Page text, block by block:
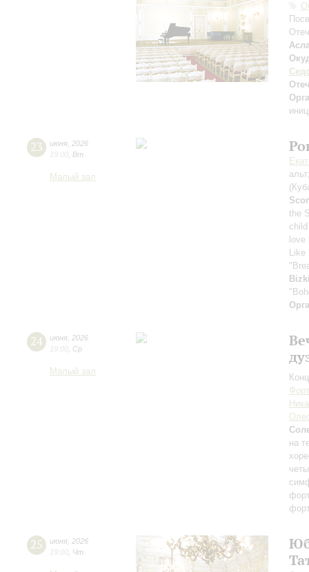
23 июня 2026
19:00 Вт
Малый зал
the
24 июня 2026
19:00 Ср
Малый зал
на
25 июня 2026
19:00 Чт